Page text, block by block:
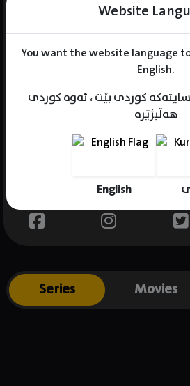
Website
You want the website language
English.
کوردی بێت ، ئەوە کوردی
هەڵبژێرە
English
Gender : male
Place of birth : USA
Series Movies